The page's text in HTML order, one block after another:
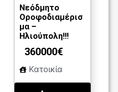
85
6
2
Νεόδμητο
Οροφοδιαμέρισ
μα –
Ηλιούπολη!!!
360000€
Κατοικία